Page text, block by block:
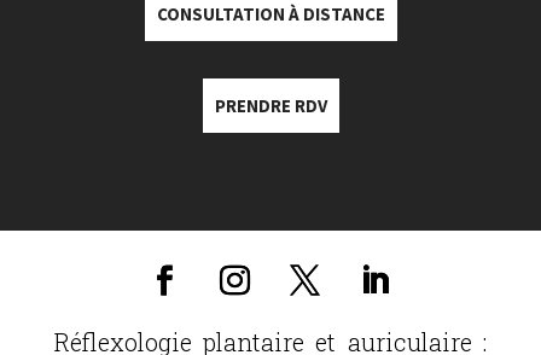
CONSULTATION À DISTANCE
PRENDRE RDV
Réflexologie plantaire et auriculaire :